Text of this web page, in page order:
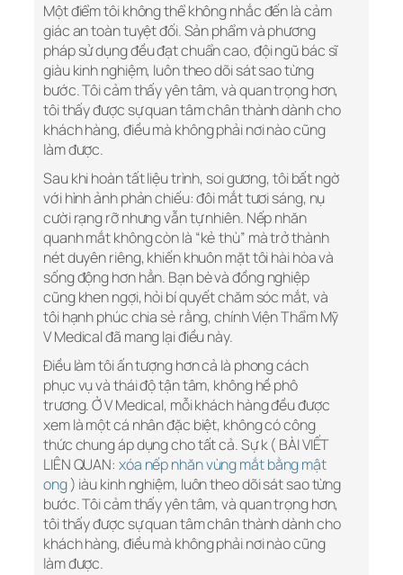
Một điểm tôi không thể không nhắc đến là cảm
giác an toàn tuyệt đối. Sản phẩm và phương
pháp sử dụng đều đạt chuẩn cao, đội ngũ bác sĩ
giàu kinh nghiệm, luôn theo dõi sát sao từng
bước. Tôi cảm thấy yên tâm, và quan trọng hơn,
tôi thấy được sự quan tâm chân thành dành cho
khách hàng, điều mà không phải nơi nào cũng
làm được.
Sau khi hoàn tất liệu trình, soi gương, tôi bất ngờ
với hình ảnh phản chiếu: đôi mắt tươi sáng, nụ
cười rạng rỡ nhưng vẫn tự nhiên. Nếp nhăn
quanh mắt không còn là “kẻ thù” mà trở thành
nét duyên riêng, khiến khuôn mặt tôi hài hòa và
sống động hơn hẳn. Bạn bè và đồng nghiệp
cũng khen ngợi, hỏi bí quyết chăm sóc mắt, và
tôi hạnh phúc chia sẻ rằng, chính Viện Thẩm Mỹ
V Medical đã mang lại điều này.
Điều làm tôi ấn tượng hơn cả là phong cách
phục vụ và thái độ tận tâm, không hề phô
trương. Ở V Medical, mỗi khách hàng đều được
xem là một cá nhân đặc biệt, không có công
thức chung áp dụng cho tất cả. Sự k ( BÀI VIẾT
LIÊN QUAN: xóa nếp nhăn vùng mắt bằng mật
ong) iàu kinh nghiệm, luôn theo dõi sát sao từng
bước. Tôi cảm thấy yên tâm, và quan trọng hơn,
tôi thấy được sự quan tâm chân thành dành cho
khách hàng, điều mà không phải nơi nào cũng
làm được.